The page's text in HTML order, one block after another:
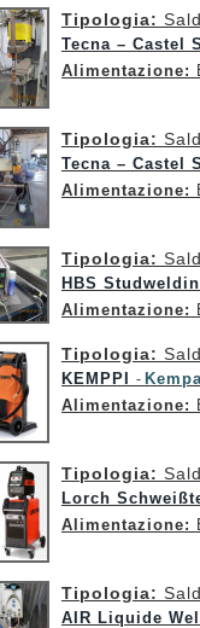
Tipologia:
Tecna – Castel
Alimentazione:
Tipologia:
Tecna – Castel
Alimentazione:
Tipologia:
HBS
Alimentazione:
Tipologia:
KEMPPI -
Alimentazione:
Tipologia:
Lorch
Alimentazione:
Tipologia:
AIR Liquide